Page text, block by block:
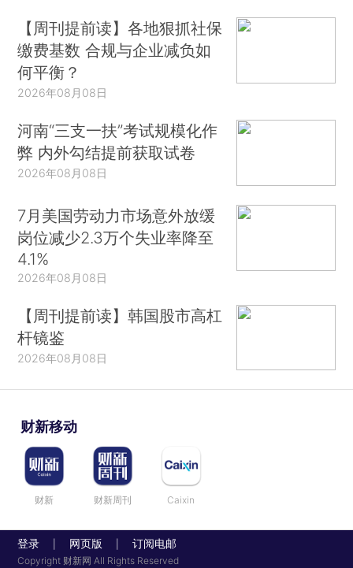
【周刊提前读】各地狠抓社保
缴费基数 合规与企业减负如
何平衡？
2026年08月08日
河南“三支一扶”考试规模化作
弊 内外勾结提前获取试卷
2026年08月08日
7月美国劳动力市场意外放缓
岗位减少2.3万个失业率降至
4.1%
2026年08月08日
【周刊提前读】韩国股市高杠
杆镜鉴
2026年08月08日
财新移动
财新 财新周刊 Caixin
登录 网页版 订阅电邮
Copyright 财新网 All Rights Reserved